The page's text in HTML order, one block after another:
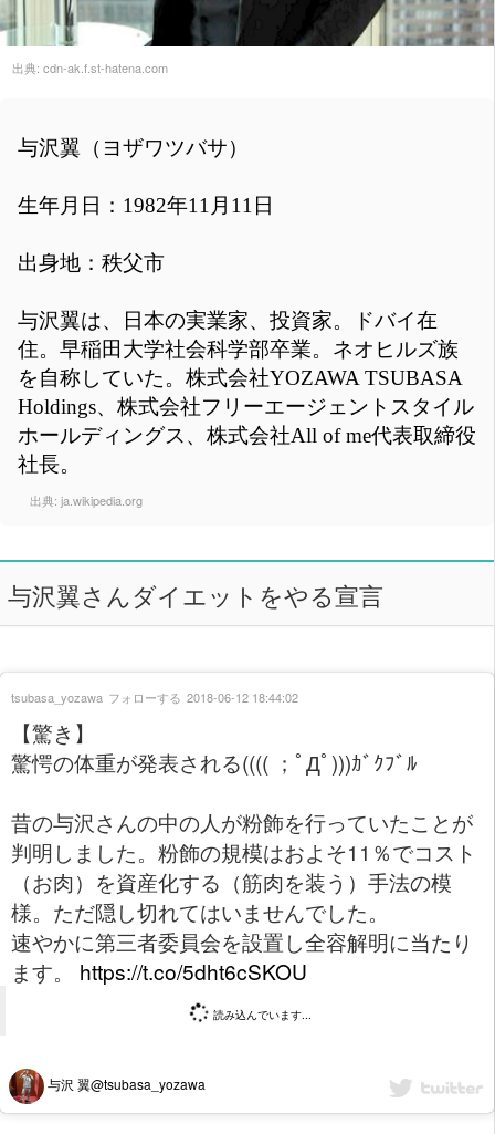
出典: cdn-ak.f.st-hatena.com
与沢翼（ヨザワツバサ）
生年月日：1982年11月11日
出身地：秩父市
与沢翼は、日本の実業家、投資家。ドバイ在
住。早稲田大学社会科学部卒業。ネオヒルズ族
を自称していた。株式会社YOZAWA TSUBASA
Holdings、株式会社フリーエージェントスタイル
ホールディングス、株式会社All of me代表取締役
社長。
出典: ja.wikipedia.org
与沢翼さんダイエットをやる宣言
【驚き】
驚愕の体重が発表される(((( ；ﾟДﾟ)))ｶﾞｸﾌﾞﾙ
昔の与沢さんの中の人が粉飾を行っていたことが
判明しました。粉飾の規模はおよそ11％でコスト
（お肉）を資産化する（筋肉を装う）手法の模
様。ただ隠し切れてはいませんでした。
速やかに第三者委員会を設置し全容解明に当たり
ます。 https://t.co/5dht6cSKOU
読み込んでいます...
与沢 翼@tsubasa_yozawa
tsubasa_yozawa フォローする 2018-06-12 18:44:02